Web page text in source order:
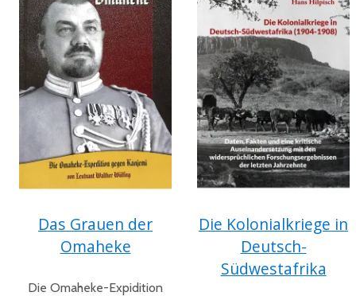
Das Grauen der
Omaheke
Die Omaheke-Expidition
Die Kolonialkriege in
Deutsch-
Südwestafrika